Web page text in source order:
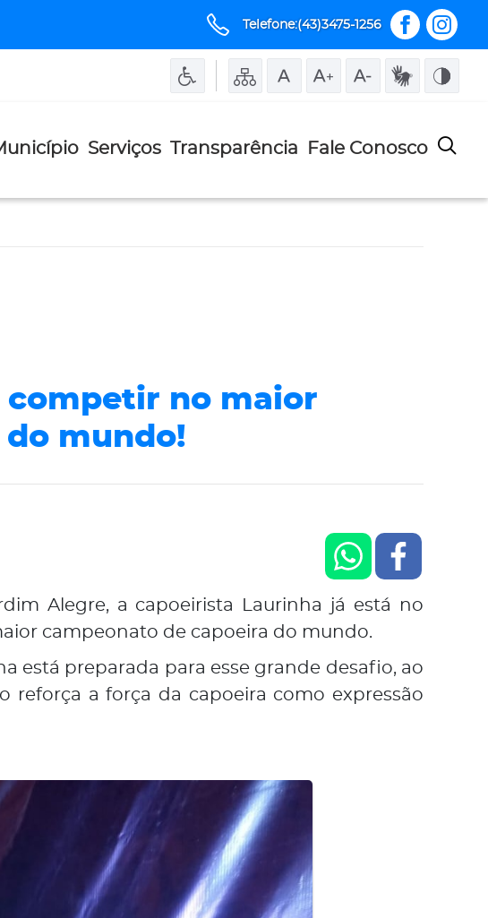
Telefone:(43)3475-1256
Serviços Transparência Fale Conosco
competir no maior
mundo!
Alegre, a capoeirista Laurinha já está no
campeonato de capoeira do mundo.
está preparada para esse grande desafio, ao
reforça a força da capoeira como expressão